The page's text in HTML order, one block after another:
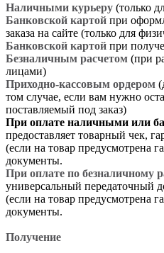
Наличными курьеру (только
Банковской картой при
заказа на сайте (только для
Банковской картой при
Безналичным расчетом (при
лицами)
Приходно-кассовым ордером
том случае, если вам нужно
поставляемый под заказ)
При оплате наличными или
предоставляет товарный чек,
(если на товар предусмотрена
документы.
При оплате по безналичному
универсальный передаточный
(если на товар предусмотрена
документы.
Получение